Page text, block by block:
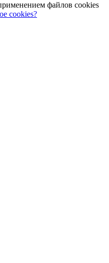
файлов cookies
cookies?